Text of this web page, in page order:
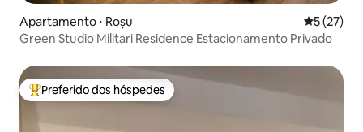
Apartamento ⋅ Roșu 5 de uma
5 (27)
Green Studio Militari Residence Estacionamento Privado
Entre os melhores preferidos dos hóspedes
Preferido dos hóspedes